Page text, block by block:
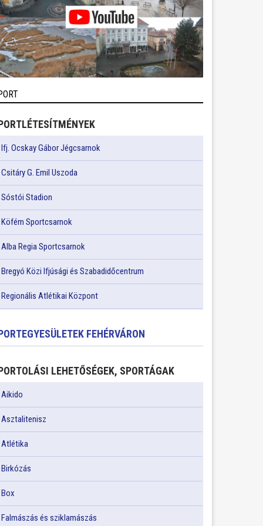
Ifj. Ocskay Gábor Jégcsarnok
Csitáry G. Emil Uszoda
Sóstói Stadion
Köfém Sportcsarnok
Alba Regia Sportcsarnok
Bregyó Közi Ifjúsági és Szabadidőcentrum
Regionális Atlétikai Központ
FEHÉRVÁRON
LEHETŐSÉGEK, SPORTÁGAK
Aikido
Asztalitenisz
Atlétika
Birkózás
Box
Falmászás és sziklamászás